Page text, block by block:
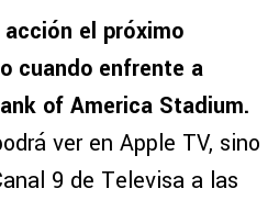
el próximo
cuando enfrente a
of America Stadium.
ver en Apple TV, sino
9 de Televisa a las